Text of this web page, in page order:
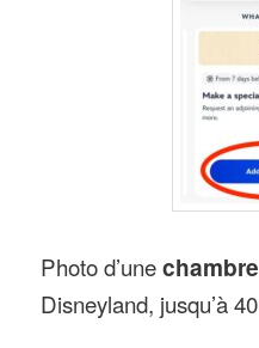
Photo d’une
Disneyland, jusqu’à